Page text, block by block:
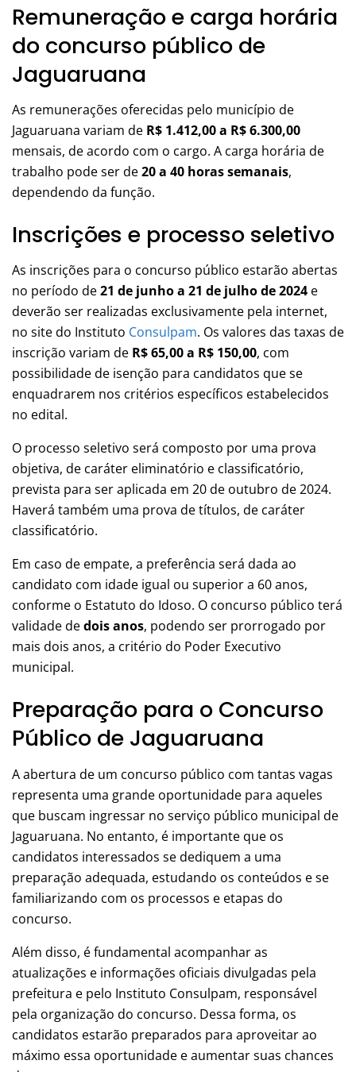
Remuneração e carga horária
do concurso público de
Jaguaruana
As remunerações oferecidas pelo município de
Jaguaruana variam de R$ 1.412,00 a R$ 6.300,00
mensais, de acordo com o cargo. A carga horária de
trabalho pode ser de20 a 40 horas semanais,
dependendo da função.
Inscrições e processo seletivo
As inscrições para o concurso público estarão abertas
no período de21 de junho a 21 de julho de 2024 e
deverão ser realizadas exclusivamente pela internet,
no site do Instituto Consulpam. Os valores das taxas de
inscrição variam de R$ 65,00 a R$ 150,00, com
possibilidade de isenção para candidatos que se
enquadrarem nos critérios específicos estabelecidos
no edital.
O processo seletivo será composto por uma prova
objetiva, de caráter eliminatório e classificatório,
prevista para ser aplicada em 20 de outubro de 2024.
Haverá também uma prova de títulos, de caráter
classificatório.
Em caso de empate, a preferência será dada ao
candidato com idade igual ou superior a 60 anos,
conforme o Estatuto do Idoso. O concurso público terá
validade dedois anos, podendo ser prorrogado por
mais dois anos, a critério do Poder Executivo
municipal.
Preparação para o Concurso
Público de Jaguaruana
A abertura de um concurso público com tantas vagas
representa uma grande oportunidade para aqueles
que buscam ingressar no serviço público municipal de
Jaguaruana. No entanto, é importante que os
candidatos interessados se dediquem a uma
preparação adequada, estudando os conteúdos e se
familiarizando com os processos e etapas do
concurso.
Além disso, é fundamental acompanhar as
atualizações e informações oficiais divulgadas pela
prefeitura e pelo Instituto Consulpam, responsável
pela organização do concurso. Dessa forma, os
candidatos estarão preparados para aproveitar ao
máximo essa oportunidade e aumentar suas chances